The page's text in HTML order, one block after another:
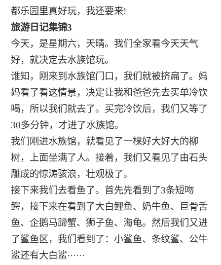
都乐园里真好玩，我还要来!
旅游日记集锦3
今天，是星期六，天晴。我们全家看今天天气
好，就决定去水族馆玩。
谁知，刚来到水族馆门口，我们就被挤扁了。妈
妈看了看这情景，决定让我和爸爸先去买单冷饮
喝，所以我们就去了。买完冷饮后，我们又等了
30多分钟，才进了水族馆。
我们刚进水族馆，就看见了一棵好大好大的柳
树，上面坐满了人。接着，我们又看见了由石头
雕成的惊涛骇浪，壮观极了。
接下来我们去看鱼了。首先先看到了3条短吻
鳄，接下来在看到了大白鲤鱼、奶牛鱼、巨骨舌
鱼、企鹅马蹄蟹、狮子鱼、海龟。然后我们又进
了鲨鱼区，我们看到了：小鲨鱼、条纹鲨、公牛
鲨还有大白鲨······